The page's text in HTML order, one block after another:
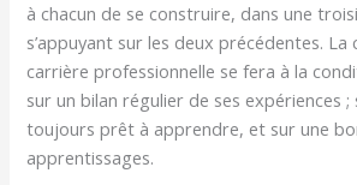
à chacun de se construire, dans une
s’appuyant sur les deux précédentes. La
carrière professionnelle se fera à la
sur un bilan régulier de ses expériences ;
toujours prêt à apprendre, et sur une
apprentissages.